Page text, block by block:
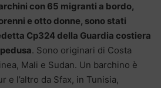
con 65 migranti a bordo,
e otto donne, sono stati
Cp324 della Guardia costiera
. Sono originari di Costa
Mali e Sudan. Un barchino è
e l’altro da Sfax, in Tunisia,